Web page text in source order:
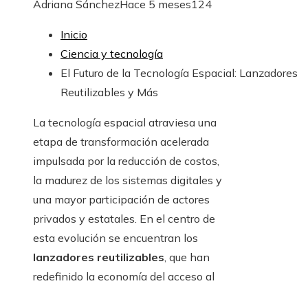
Adriana SánchezHace 5 meses124
Inicio
Ciencia y tecnología
El Futuro de la Tecnología Espacial: Lanzadores
Reutilizables y Más
La tecnología espacial atraviesa una
etapa de transformación acelerada
impulsada por la reducción de costos,
la madurez de los sistemas digitales y
una mayor participación de actores
privados y estatales. En el centro de
esta evolución se encuentran los
lanzadores reutilizables, que han
redefinido la economía del acceso al